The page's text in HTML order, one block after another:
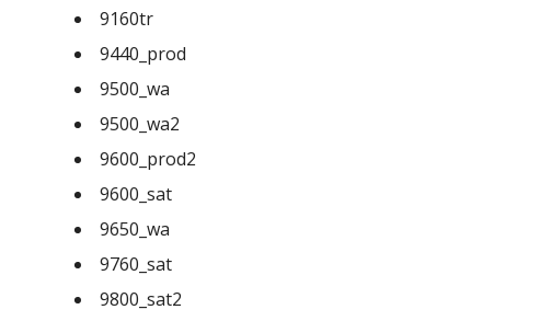
9160tr
9440_prod
9500_wa
9500_wa2
9600_prod2
9600_sat
9650_wa
9760_sat
9800_sat2